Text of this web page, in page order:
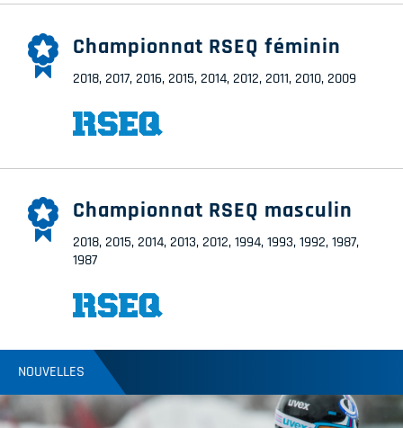
Championnat RSEQ féminin
2018, 2017, 2016, 2015, 2014, 2012, 2011, 2010, 2009
Championnat RSEQ masculin
2018, 2015, 2014, 2013, 2012, 1994, 1993, 1992, 1987,
1987
NOUVELLES